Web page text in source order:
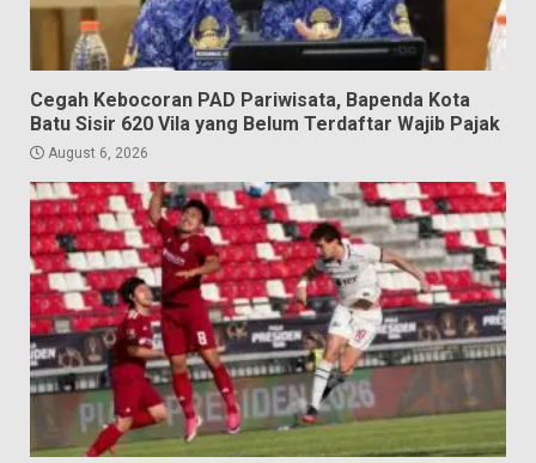
Cegah Kebocoran PAD Pariwisata, Bapenda Kota
Batu Sisir 620 Vila yang Belum Terdaftar Wajib Pajak
August 6, 2026